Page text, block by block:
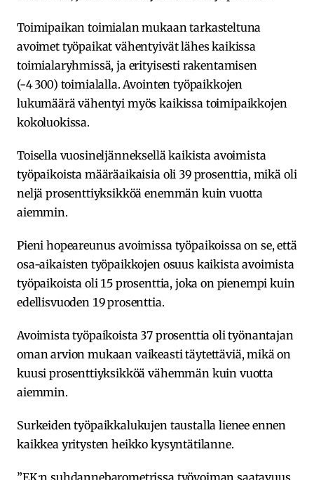
Toimipaikan toimialan mukaan tarkasteltuna
avoimet työpaikat vähentyivät lähes kaikissa
toimialaryhmissä, ja erityisesti rakentamisen
(-4 300) toimialalla. Avointen työpaikkojen
lukumäärä vähentyi myös kaikissa toimipaikkojen
kokoluokissa.
Toisella vuosineljänneksellä kaikista avoimista
työpaikoista määräaikaisia oli 39 prosenttia, mikä oli
neljä prosenttiyksikköä enemmän kuin vuotta
aiemmin.
Pieni hopeareunus avoimissa työpaikoissa on se, että
osa-aikaisten työpaikkojen osuus kaikista avoimista
työpaikoista oli 15 prosenttia, joka on pienempi kuin
edellisvuoden 19 prosenttia.
Avoimista työpaikoista 37 prosenttia oli työnantajan
oman arvion mukaan vaikeasti täytettäviä, mikä on
kuusi prosenttiyksikköä vähemmän kuin vuotta
aiemmin.
Surkeiden työpaikkalukujen taustalla lienee ennen
kaikkea yritysten heikko kysyntätilanne.